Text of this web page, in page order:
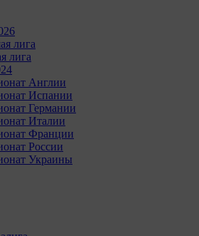
лига
лига
Англии
Испании
Германии
Италии
Франции
России
Украины